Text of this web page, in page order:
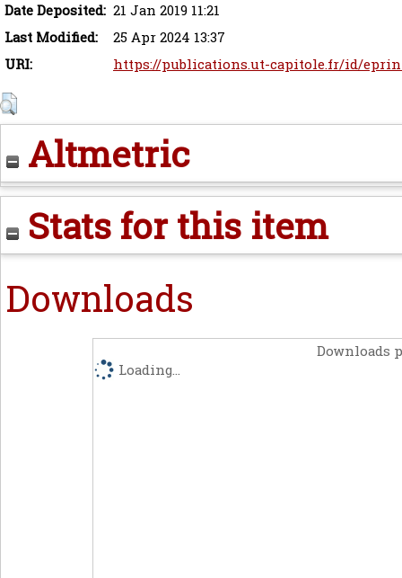
Date Deposited: 21 Jan 2019 11:21
Last Modified:
25 Apr 2024 13:37
URI:
https://publications.ut-capitole.fr/id/
Altmetric
Stats for this item
Downloads
Downloads
Loading...